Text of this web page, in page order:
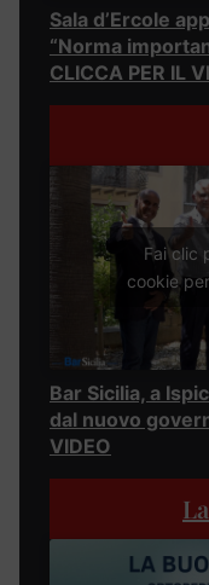
Sala d’Ercole
“Norma
CLICCA PER IL
Fai clic
cookie
Bar Sicilia, a
dal nuovo
VIDEO